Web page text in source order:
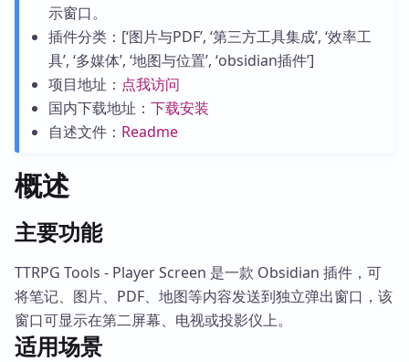
示窗口。
插件分类：[‘图片与PDF’, ‘第三方工具集成’, ‘效率工
具’, ‘多媒体’, ‘地图与位置’, ‘obsidian插件’]
项目地址： 点我访问
国内下载地址： 下载安装
自述文件： Readme
概述
主要功能
TTRPG Tools - Player Screen 是一款 Obsidian 插件，可
将笔记、图片、PDF、地图等内容发送到独立弹出窗口，该
窗口可显示在第二屏幕、电视或投影仪上。
适用场景